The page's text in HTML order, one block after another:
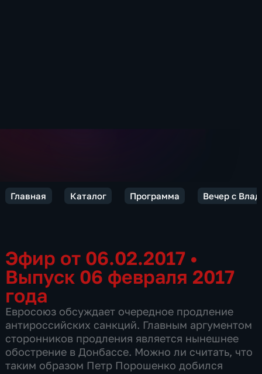
Главная Каталог Программа Вечер с
Эфир от 06.02.2017 •
Выпуск 06 февраля 2017
года
Евросоюз обсуждает очередное продление
антироссийских санкций. Главным аргументом
сторонников продления является нынешнее
обострение в Донбассе. Можно ли считать, что
таким образом Петр Порошенко добился